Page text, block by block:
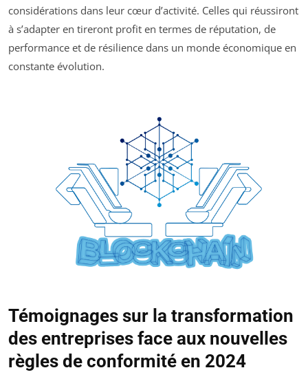
considérations dans leur cœur d’activité. Celles qui réussiront
à s’adapter en tireront profit en termes de réputation, de
performance et de résilience dans un monde économique en
constante évolution.
Témoignages sur la transformation
des entreprises face aux nouvelles
règles de conformité en 2024